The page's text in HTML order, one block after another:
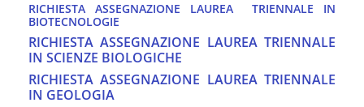
RICHIESTA ASSEGNAZIONE LAUREA TRIENNALE IN
BIOTECNOLOGIE
RICHIESTA ASSEGNAZIONE LAUREA TRIENNALE
IN SCIENZE BIOLOGICHE
RICHIESTA ASSEGNAZIONE LAUREA TRIENNALE
IN GEOLOGIA